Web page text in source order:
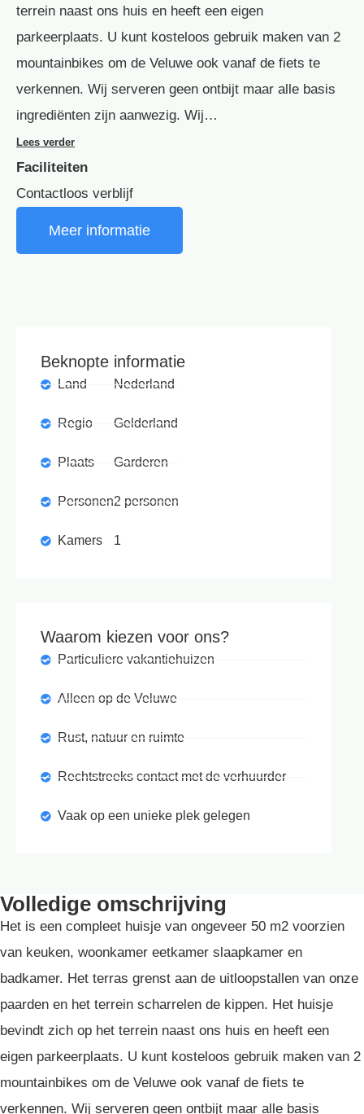
terrein naast ons huis en heeft een eigen
parkeerplaats. U kunt kosteloos gebruik maken van 2
mountainbikes om de Veluwe ook vanaf de fiets te
verkennen. Wij serveren geen ontbijt maar alle basis
ingrediënten zijn aanwezig. Wij…
Lees verder
Faciliteiten
Contactloos verblijf
Meer informatie
Beknopte informatie
Land
Regio
Plaats
Personen
Kamers
Nederland
Gelderland
Garderen
2 personen
1
Waarom kiezen voor ons?
Particuliere vakantiehuizen
Alleen op de Veluwe
Rust, natuur en ruimte
Rechtstreeks contact met de verhuurder
Vaak op een unieke plek gelegen
Volledige omschrijving
Het is een compleet huisje van ongeveer 50 m2 voorzien
van keuken, woonkamer eetkamer slaapkamer en
badkamer. Het terras grenst aan de uitloopstallen van onze
paarden en het terrein scharrelen de kippen. Het huisje
bevindt zich op het terrein naast ons huis en heeft een
eigen parkeerplaats. U kunt kosteloos gebruik maken van 2
mountainbikes om de Veluwe ook vanaf de fiets te
verkennen. Wij serveren geen ontbijt maar alle basis